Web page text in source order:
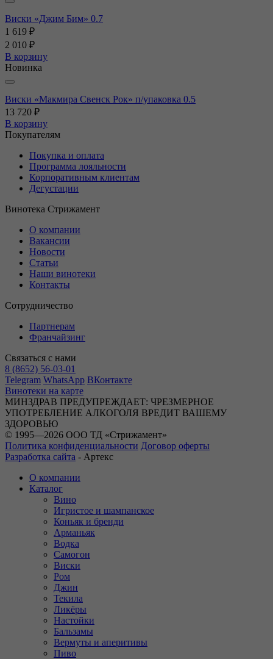
Виски «Джим Бим» 0.7
1 619 ₽
2 010 ₽
В корзину
Новинка
Виски «Макмира Свенск Рок» п/упаковка 0.5
13 720 ₽
В корзину
Покупателям
Покупка и оплата
Программа лояльности
Корпоративным клиентам
Дегустации
Винотека Стрижамент
О компании
Вакансии
Новости
Статьи
Наши винотеки
Контакты
Сотрудничество
Партнерам
Франчайзинг
Связаться с нами
8 (8652) 56-03-01
Telegram WhatsApp ВКонтакте
Винотеки на карте
МИНЗДРАВ ПРЕДУПРЕЖДАЕТ: ЧРЕЗМЕРНОЕ
УПОТРЕБЛЕНИЕ АЛКОГОЛЯ ВРЕДИТ ВАШЕМУ
ЗДОРОВЬЮ
© 1995—2026 ООО ТД «Стрижамент»
Политика конфиденциальности Договор оферты
Разработка сайта - Артекс
О компании
Каталог
Вино
Игристое и шампанское
Коньяк и бренди
Арманьяк
Водка
Самогон
Виски
Ром
Джин
Текила
Ликёры
Настойки
Бальзамы
Вермуты и аперитивы
Пиво